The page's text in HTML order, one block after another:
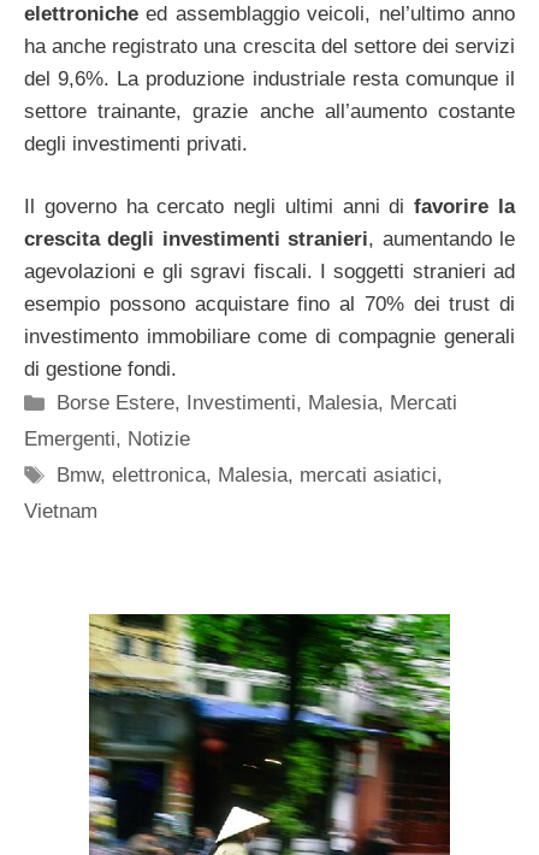
elettroniche ed assemblaggio veicoli, nel’ultimo anno
ha anche registrato una crescita del settore dei servizi
del 9,6%. La produzione industriale resta comunque il
settore trainante, grazie anche all’aumento costante
degli investimenti privati.
Il governo ha cercato negli ultimi anni difavorire la
crescita degli investimenti stranieri, aumentando le
agevolazioni e gli sgravi fiscali. I soggetti stranieri ad
esempio possono acquistare fino al 70% dei trust di
investimento immobiliare come di compagnie generali
di gestione fondi.
Categorie
Borse Estere, Investimenti, Malesia, Mercati
Emergenti, Notizie
Tag
Bmw,elettronica, Malesia, mercati asiatici,
Vietnam